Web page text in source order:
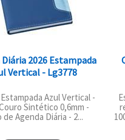
2026 Estampada
Vertical - Lg3778
Azul Vertical -
Sintético 0,6mm -
de Agenda Diária - 2...